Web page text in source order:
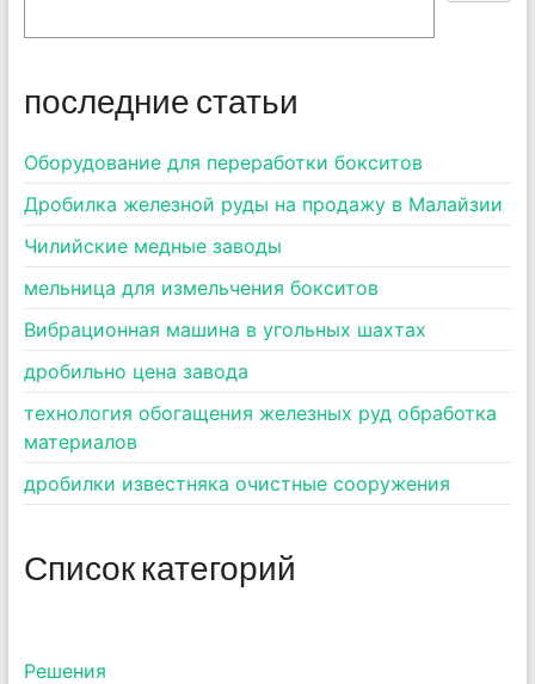
последние статьи
Оборудование для переработки бокситов
Дробилка железной руды на продажу в Малайзии
Чилийские медные заводы
мельница для измельчения бокситов
Вибрационная машина в угольных шахтах
дробильно цена завода
технология обогащения железных руд обработка
материалов
дробилки известняка очистные сооружения
Список категорий
Pешения